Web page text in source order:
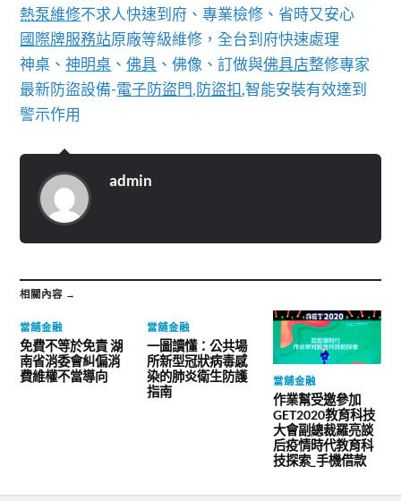
熱泵維修不求人快速到府、專業檢修、省時又安心
國際牌服務站原廠等級維修，全台到府快速處理
神桌、神明桌 、佛具 、佛像、訂做與佛具店整修專家
最新防盜設備-電子防盜門,防盜扣,智能安裝有效達到
警示作用
admin
相關內容 →
當舖金融
免費不等於免責 湖
南省消委會糾偏消
費維權不當導向
當舖金融
一圖讀懂：公共場
所新型冠狀病毒感
染的肺炎衛生防護
指南
當舖金融
作業幫受邀參加
GET2020教育科技
大會副總裁羅亮談
后疫情時代教育科
技探索_手機借款